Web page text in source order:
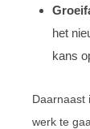
het
kans
Daarnaast
werk te